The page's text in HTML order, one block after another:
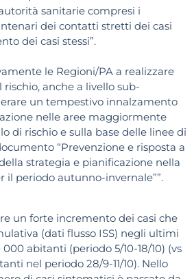
sanitarie compresi i
dei contatti stretti dei casi
dei casi stessi”.
le Regioni/PA a realizzare
anche a livello sub-
un tempestivo innalzamento
nelle aree maggiormente
di rischio e sulla base delle linee di
“Prevenzione e risposta a
strategia e pianificazione nella
il periodo autunno-invernale””.
un forte incremento dei casi che
(dati flusso ISS) negli ultimi
000 abitanti (periodo 5/10-18/10) (vs
nel periodo 28/9-11/10). Nello